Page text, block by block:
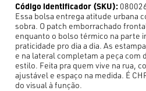
Código identificador (SKU):
Essa bolsa entrega atitude urbana
sobra. O patch emborrachado
enquanto o bolso térmico na parte
praticidade pro dia a dia. As
e na lateral completam a peça com
estilo. Feita pra quem vive na rua,
ajustável e espaço na medida. É
do visual à função.